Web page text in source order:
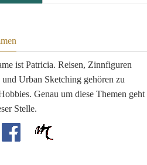
ist Patricia. Reisen, Zinnfiguren
und Urban Sketching gehören zu
Genau um diese Themen geht
Stelle.